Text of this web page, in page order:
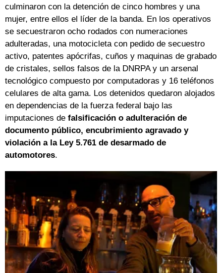
culminaron con la detención de cinco hombres y una
mujer, entre ellos el líder de la banda. En los operativos
se secuestraron ocho rodados con numeraciones
adulteradas, una motocicleta con pedido de secuestro
activo, patentes apócrifas, cuños y maquinas de grabado
de cristales, sellos falsos de la DNRPA y un arsenal
tecnológico compuesto por computadoras y 16 teléfonos
celulares de alta gama. Los detenidos quedaron alojados
en dependencias de la fuerza federal bajo las
imputaciones de falsificación o adulteración de
documento público, encubrimiento agravado y
violación a la Ley 5.761 de desarmado de
automotores.